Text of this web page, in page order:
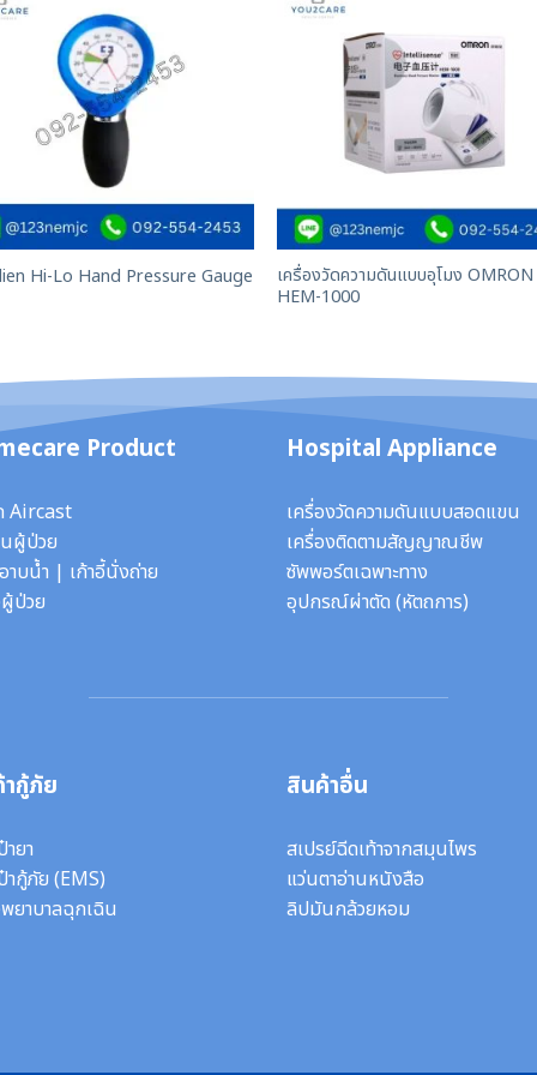
Hi-Lo Hand Pressure Gauge
เครื่องวัดความดันแบบอุโมง OMRON
HEM-1000
Product
Aircast
ผู้ป่วย
าบน้ำ | เก้าอี้นั่งถ่าย
ป่วย
Hospital Appliance
เครื่องวัดความดันแบบสอดแขน
เครื่องติดตามสัญญาณชีพ
ซัพพอร์ตเฉพาะทาง
อุปกรณ์ผ่าตัด (หัตถการ)
กู้ภัย
ายา
ากู้ภัย (EMS)
ยาบาลฉุกเฉิน
สินค้าอื่น
สเปรย์ฉีดเท้าจากสมุนไพร
แว่นตาอ่านหนังสือ
ลิปมันกล้วยหอม